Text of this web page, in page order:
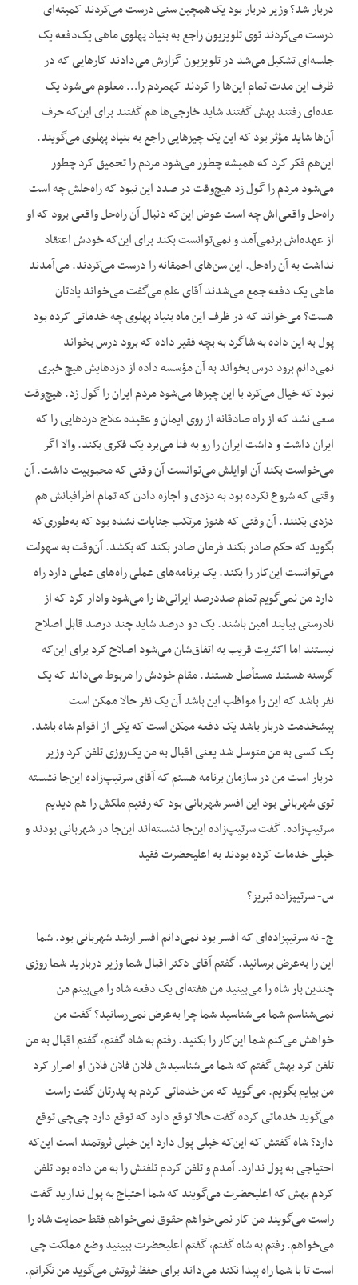
دربار شد؟ وزیر دربار بود یک‌همچین سنی درست می‌کردند کمیته‌ای
درست می‌کردند توی تلویزیون راجع به بنیاد پهلوی ماهی یک‌دفعه یک
جلسه‌ای تشکیل می‌شد در تلویزیون گزارش می‌دادند کارهایی که در
ظرف این مدت تمام این‌ها را کردند کهمردم را… معلوم می‌شود یک
عده‌ای رفتند بهش گفتند شاید خارجی‌ها هم گفتند برای این‌که حرف
آن‌ها شاید مؤثر بود که این یک چیزهایی راجع به بنیاد پهلوی می‌گویند.
این‌هم فکر کرد که همیشه چطور می‌شود مردم را تحمیق کرد چطور
می‌شود مردم را گول زد هیچ‌وقت در صدد این نبود که راه‌حلش چه است
راه‌حل واقعی‌اش چه است عوض این‌که دنبال آن راه‌حل واقعی برود که او
از عهده‌اش برنمی‌آمد و نمی‌توانست بکند برای این‌که خودش اعتقاد
نداشت به آن راه‌حل. این سن‌های احمقانه را درست می‌کردند. می‌آمدند
ماهی یک دفعه جمع می‌شدند آقای علم می‌گفت می‌خواند یادتان
هست؟ می‌خواند که در ظرف این ماه بنیاد پهلوی چه خدماتی کرده بود
پول به این داده به شاگرد به بچه فقیر داده که برود درس بخواند
نمی‌دانم برود درس بخواند به آن مؤسسه داده از دزدهایش هیچ خبری
نبود که خیال می‌کرد با این چیزها می‌شود مردم ایران را گول زد. هیچ‌وقت
سعی نشد که از راه صادقانه از روی ایمان و عقیده علاج دردهایی را که
ایران داشت و داشت ایران را رو به فنا می‌برد یک فکری بکند. والا اگر
می‌خواست بکند آن اوایلش می‌توانست آن وقتی که محبوبیت داشت. آن
وقتی که شروع نکرده بود به دزدی و اجازه دادن که تمام اطرافیانش هم
دزدی بکنند. آن وقتی که هنوز مرتکب جنایات نشده بود که به‌طوری‌که
بگوید که حکم صادر بکند فرمان صادر بکند که بکشد. آن‌وقت به سهولت
می‌توانست این‌کار را بکند. یک برنامه‌های عملی راه‌های عملی دارد راه
دارد من نمی‌گویم تمام صددرصد ایرانی‌ها را می‌شود وادار کرد که از
نادرستی بیایند امین باشند. یک دو درصد شاید چند درصد قابل اصلاح
نیستند اما اکثریت قریب به اتفاق‌شان می‌شود اصلاح کرد برای این‌که
گرسنه هستند مستأصل هستند. مقام خودش را مربوط می‌داند که یک
نفر باشد که این را مواظب این باشد آن یک نفر حالا ممکن است
پیشخدمت دربار باشد یک دفعه ممکن است که یکی از اقوام شاه باشد.
یک کسی به من متوسل شد یعنی اقبال به من یک‌روزی تلفن کرد وزیر
دربار است من در سازمان برنامه هستم که آقای سرتیپ‌زاده این‌جا نشسته
توی شهربانی بود این افسر شهربانی بود که رفتیم ملکش را هم دیدیم
سرتیپ‌زاده. گفت سرتیپ‌زاده این‌جا نشسته‌اند این‌جا در شهربانی بودند و
خیلی خدمات کرده بودند به اعلیحضرت فقید
س- سرتیپزاده تبریز؟
ج- نه سرتیپزاده‌ای که افسر بود نمی‌دانم افسر ارشد شهربانی بود. شما
این را به‌عرض برسانید. گفتم آقای دکتر اقبال شما وزیر دربارید شما روزی
چندین بار شاه را می‌بینید من هفته‌ای یک دفعه شاه را می‌بینم من
نمی‌شناسم شما می‌شناسید شما چرا به‌عرض نمی‌رسانید؟ گفت من
خواهش می‌کنم شما این‌کار را بکنید. رفتم به شاه گفتم، گفتم اقبال به من
تلفن کرد بهش گفتم که شما می‌شناسیدش فلان فلان فلان او اصرار کرد
من بیایم بگویم. می‌گوید که من خدماتی کردم به پدرتان گفت راست
می‌گوید خدماتی کرده گفت حالا توقع دارد که توقع دارد چی‌چی توقع
دارد؟ شاه گفتش که این‌که خیلی پول دارد این خیلی ثروتمند است این‌که
احتیاجی به پول ندارد. آمدم و تلفن کردم تلفنش را به من داده بود تلفن
کردم بهش که اعلیحضرت می‌گویند که شما احتیاج به پول ندارید گفت
راست می‌گویند من کار نمی‌خواهم حقوق نمی‌خواهم فقط حمایت شاه را
می‌خواهم. رفتم به شاه گفتم، گفتم اعلیحضرت ببینید وضع مملکت چی
است تا با شما راه پیدا نکند می‌داند برای حفظ ثروتش می‌گوید من نگرانم.